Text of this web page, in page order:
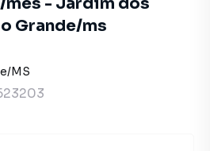
Grande/ms
/MS